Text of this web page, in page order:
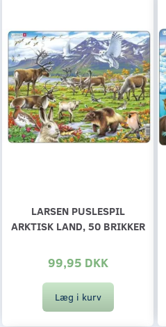
LARSEN PUSLESPIL
ARKTISK LAND, 50 BRIKKER
99,95 DKK
Læg i kurv